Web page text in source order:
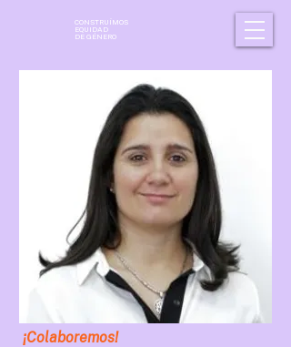
CONSTRUÍMOS
EQUIDAD
DE GÉNERO
¡Colaboremos!